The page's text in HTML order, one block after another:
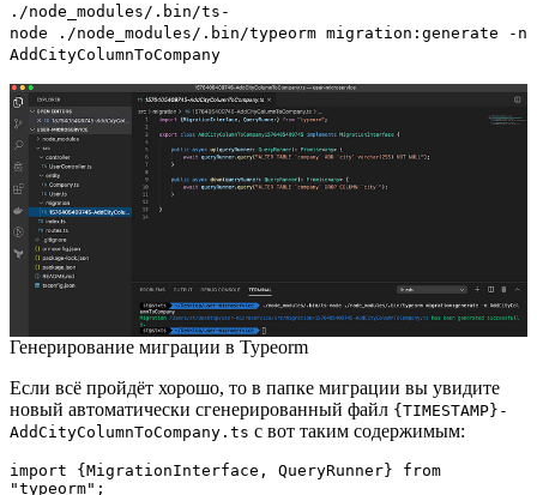
./node_modules/.bin/ts-
node ./node_modules/.bin/typeorm migration:generate -n
AddCityColumnToCompany
Генерирование миграции в Typeorm
Если всё пройдёт хорошо, то в папке миграции вы увидите
новый автоматически сгенерированный файл {TIMESTAMP}-
AddCityColumnToCompany.ts с вот таким содержимым:
import {MigrationInterface, QueryRunner} from
"typeorm";